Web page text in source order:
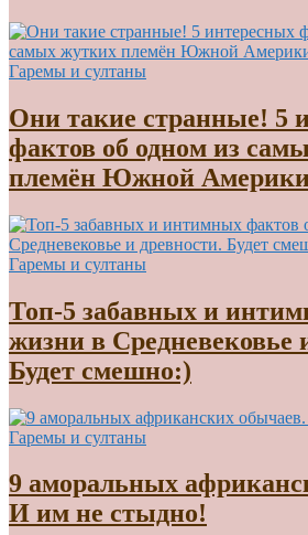
Гаремы и султаны
Они такие странные! 5
фактов об одном из
племён Южной
Гаремы и султаны
Топ-5 забавных и
жизни в Средневековье
Будет смешно:)
Гаремы и султаны
9 аморальных
И им не стыдно!